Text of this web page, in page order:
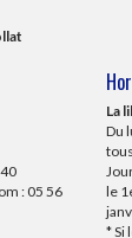
: 05 56
La
Du
le
* Si